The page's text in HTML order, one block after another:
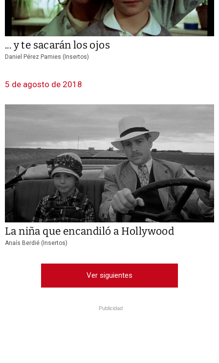
... y te sacarán los ojos
Daniel Pérez Pamies (Insertos)
5 de agosto de 2018
La niña que encandiló a Hollywood
Anaís Berdié (Insertos)
Ver siguientes
Publicidad